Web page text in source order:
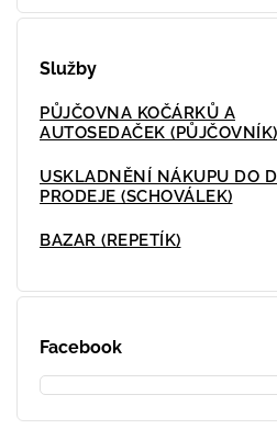
Služby
PŮJČOVNA KOČÁRKŮ A
AUTOSEDAČEK (PŮJČOVNÍK)
USKLADNĚNÍ NÁKUPU DO
PRODEJE (SCHOVÁLEK)
BAZAR (REPETÍK)
Facebook